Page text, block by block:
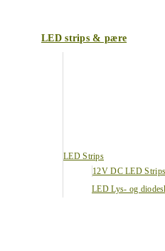
LED strips & pære
LED Strips
12V DC LED Strips
LED Lys- og